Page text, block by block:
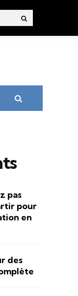
pas
pour
en
des